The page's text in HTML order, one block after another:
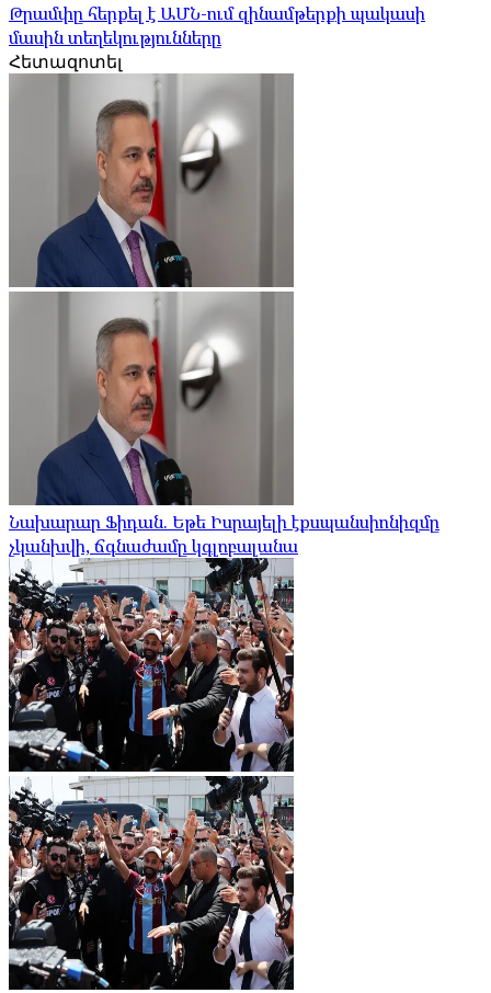
Թրամփը հերքել է ԱՄՆ-ում զինամթերքի պակասի
մասին տեղեկությունները
Հետազոտել
Նախարար Ֆիդան. Եթե Իսրայելի էքսպանսիոնիզմը
չկանխվի, ճգնաժամը կգլոբալանա